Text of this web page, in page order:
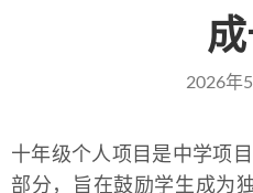
2026年
十年级个人项目是中学项
部分，旨在鼓励学生成为